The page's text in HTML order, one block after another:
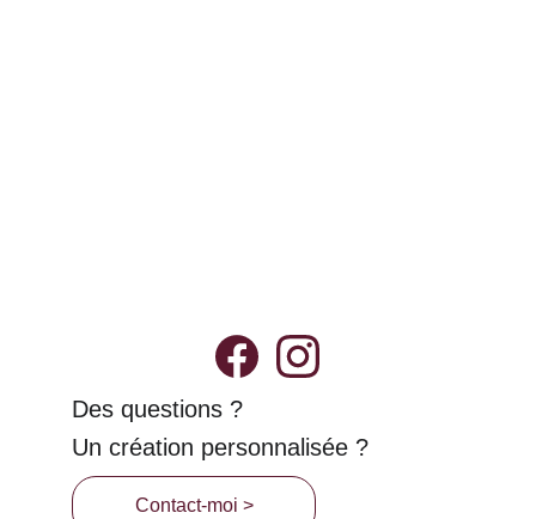
Des questions ?
Un création personnalisée ?
Contact-moi >